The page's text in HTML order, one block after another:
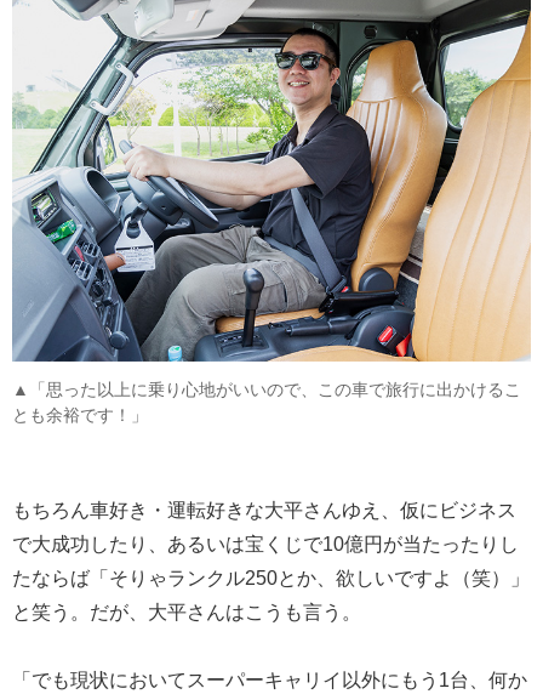
▲「思った以上に乗り心地がいいので、この車で旅行に出かけるこ
とも余裕です！」
もちろん車好き・運転好きな大平さんゆえ、仮にビジネス
で大成功したり、あるいは宝くじで10億円が当たったりし
たならば「そりゃランクル250とか、欲しいですよ（笑）」
と笑う。だが、大平さんはこうも言う。
「でも現状においてスーパーキャリイ以外にもう1台、何か